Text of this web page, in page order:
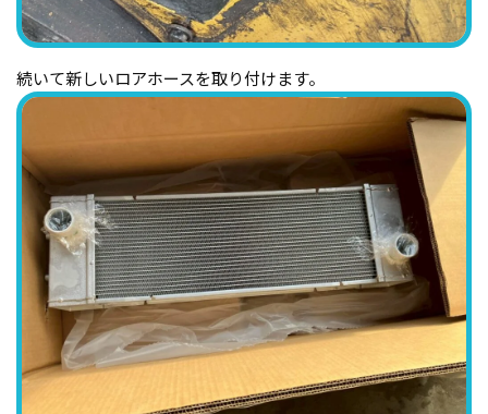
続いて新しいロアホースを取り付けます。